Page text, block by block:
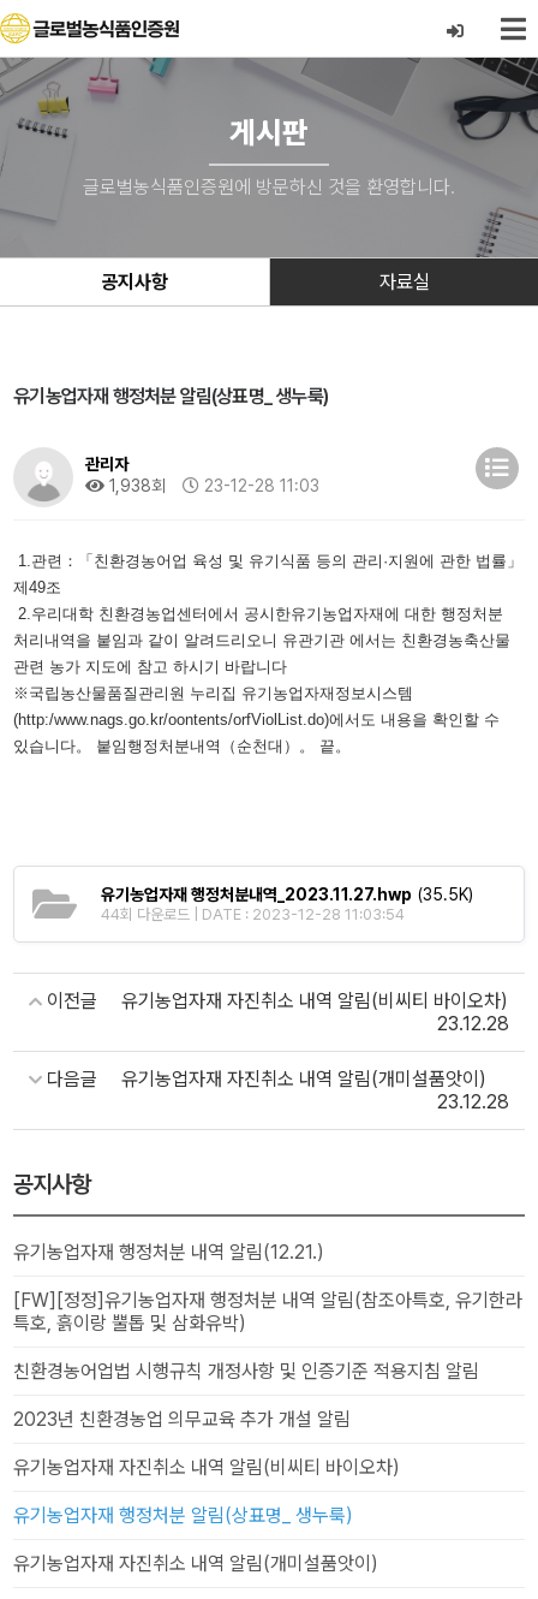
게시판
글로벌농식품인증원에 방문하신 것을 환영합니다.
공지사항 자료실
공지사항
유기농업자재 행정처분 내역 알림(12.21.)
[FW][정정]유기농업자재 행정처분 내역 알림(참조아특호, 유기한라
특호, 흙이랑 뿔톱 및 삼화유박)
친환경농어업법 시행규칙 개정사항 및 인증기준 적용지침 알림
2023년 친환경농업 의무교육 추가 개설 알림
유기농업자재 자진취소 내역 알림(비씨티 바이오차)
유기농업자재 행정처분 알림(상표명_ 생누룩)
유기농업자재 자진취소 내역 알림(개미설품앗이)
유기농업자재 행정처분 알림(상표명_ 생누룩)
관리자
1,938회
23-12-28 11:03
1.관련：「친환경농어업 육성 및 유기식품 등의 관리·지원에 관한 법률」
제49조
2.우리대학 친환경농업센터에서 공시한유기농업자재에 대한 행정처분
처리내역을 붙임과 같이 알려드리오니 유관기관 에서는 친환경농축산물
관련 농가 지도에 참고 하시기 바랍니다
※국립농산물품질관리원 누리집 유기농업자재정보시스템
(http:/www.nags.go.kr/oontents/orfViolList.do)에서도 내용을 확인할 수
있습니다。 붙임행정처분내역（순천대）。 끝。
유기농업자재 행정처분내역_2023.11.27.hwp (35.5K)
44회 다운로드 | DATE : 2023-12-28 11:03:54
이전글
유기농업자재 자진취소 내역 알림(비씨티 바이오차)
23.12.28
다음글
유기농업자재 자진취소 내역 알림(개미설품앗이)
23.12.28